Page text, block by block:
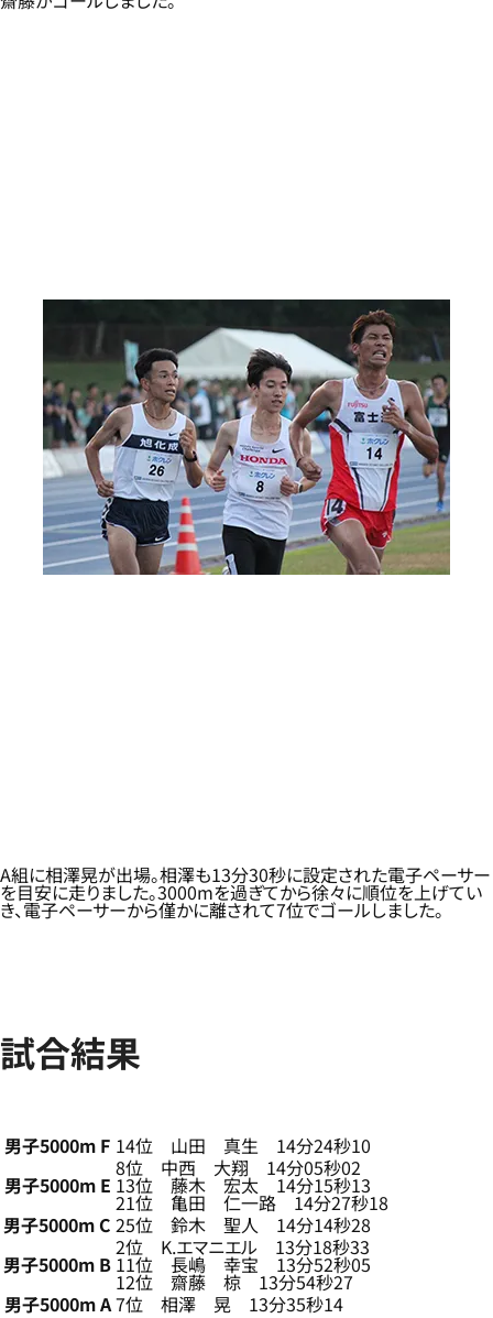
A組に相澤晃が出場。相澤も13分30秒に設定された電子ペーサー
を目安に走りました。3000mを過ぎてから徐々に順位を上げてい
き、電子ペーサーから僅かに離されて7位でゴールしました。
試合結果
男子5000m F 14位 山田 真生 14分24秒10
男子5000m E
8位 中西 大翔 14分05秒02
13位 藤木 宏太 14分15秒13
21位 亀田 仁一路 14分27秒18
男子5000m C 25位 鈴木 聖人 14分14秒28
男子5000m B
2位 K.エマニエル 13分18秒33
11位 長嶋 幸宝 13分52秒05
12位 齋藤 椋 13分54秒27
男子5000m A7位 相澤 晃 13分35秒14